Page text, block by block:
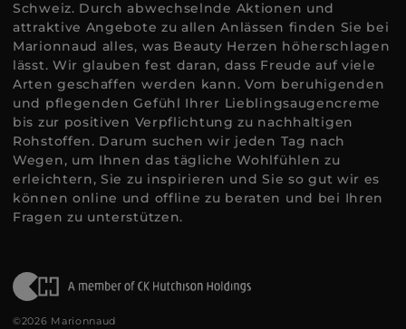
Schweiz. Durch abwechselnde Aktionen und
attraktive Angebote zu allen Anlässen finden Sie bei
Marionnaud alles, was Beauty Herzen höherschlagen
lässt. Wir glauben fest daran, dass Freude auf viele
Arten geschaffen werden kann. Vom beruhigenden
und pflegenden Gefühl Ihrer Lieblingsaugencreme
bis zur positiven Verpflichtung zu nachhaltigen
Rohstoffen. Darum suchen wir jeden Tag nach
Wegen, um Ihnen das tägliche Wohlfühlen zu
erleichtern, Sie zu inspirieren und Sie so gut wir es
können online und offline zu beraten und bei Ihren
Fragen zu unterstützen.
©2026 Marionnaud